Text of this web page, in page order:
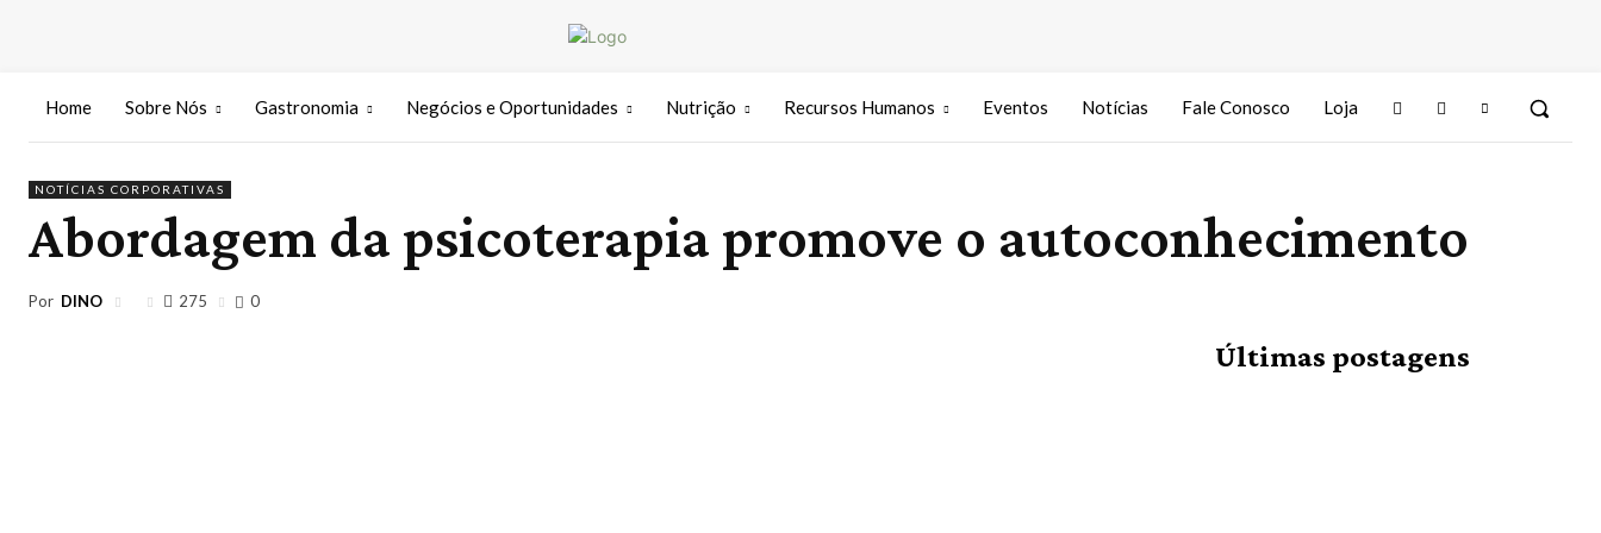
Home Sobre Nós Gastronomia Negócios e Oportunidades Nutrição Recursos Humanos Eventos Notícias Fale Conosco Loja
NOTÍCIAS CORPORATIVAS
Abordagem da psicoterapia promove o autoconhecimento
Por DINO 275 0
Últimas postagens